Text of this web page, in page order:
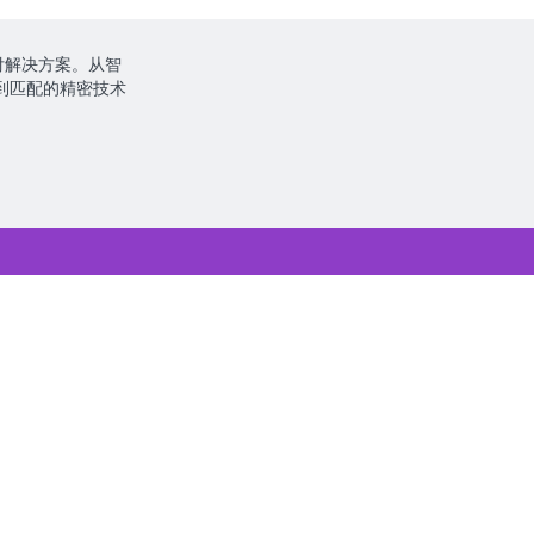
决方案。从智
匹配的精密技术